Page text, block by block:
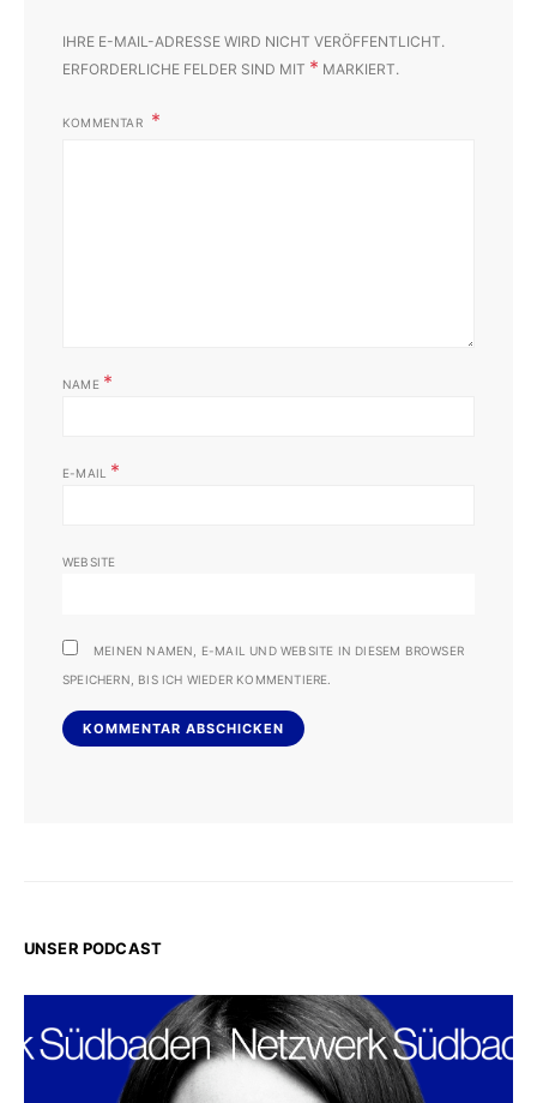
IHRE E-MAIL-ADRESSE WIRD NICHT VERÖFFENTLICHT.
ERFORDERLICHE FELDER SIND MIT * MARKIERT.
KOMMENTAR
NAME *
E-MAIL *
WEBSITE
MEINEN NAMEN, E-MAIL UND WEBSITE IN DIESEM BROWSER
SPEICHERN, BIS ICH WIEDER KOMMENTIERE.
UNSER PODCAST